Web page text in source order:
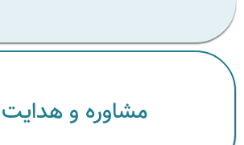
مشاوره و هدایت